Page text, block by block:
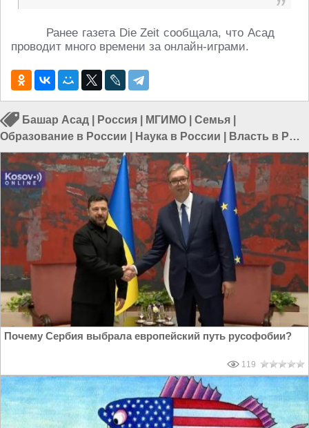
Ранее газета Die Zeit сообщала, что Асад
проводит много времени за онлайн-играми.
Башар Асад Россия МГИМО Семья
Образование в России
Наука в России Власть в РФ|
Вузы в России
Почему Сербия выбрала европейский путь русофобии?
119